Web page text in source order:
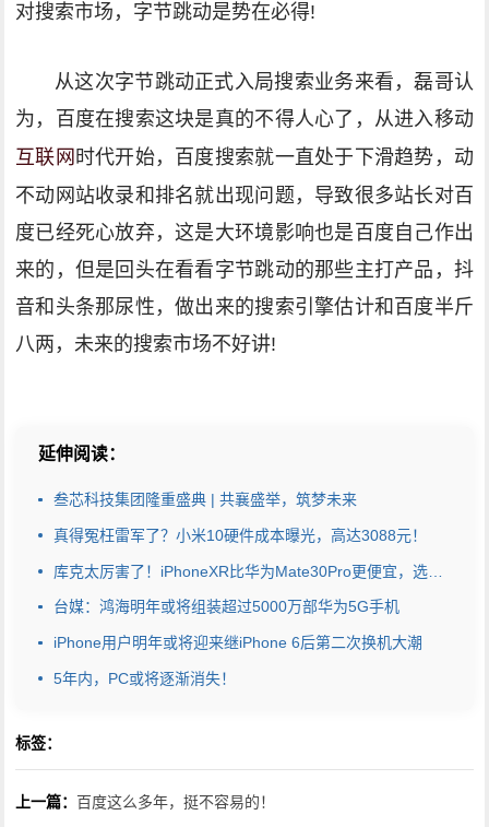
对搜索市场，字节跳动是势在必得!
从这次字节跳动正式入局搜索业务来看，磊哥认
为，百度在搜索这块是真的不得人心了，从进入移动
互联网 时代开始，百度搜索就一直处于下滑趋势，动
不动网站收录和排名就出现问题，导致很多站长对百
度已经死心放弃，这是大环境影响也是百度自己作出
来的，但是回头在看看字节跳动的那些主打产品，抖
音和头条那尿性，做出来的搜索引擎估计和百度半斤
八两，未来的搜索市场不好讲!
延伸阅读：
叁芯科技集团隆重盛典 | 共襄盛举，筑梦未来
真得冤枉雷军了？小米10硬件成本曝光，高达3088元！
库克太厉害了！iPhoneXR比华为Mate30Pro更便宜，选择让人纠结
台媒：鸿海明年或将组装超过5000万部华为5G手机
iPhone用户明年或将迎来继iPhone 6后第二次换机大潮
5年内，PC或将逐渐消失！
标签：
上一篇： 百度这么多年，挺不容易的！